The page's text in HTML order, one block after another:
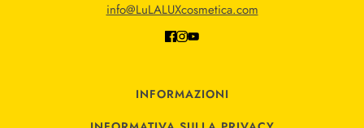
info@LuLALUXcosmetica.com
INFORMAZIONI